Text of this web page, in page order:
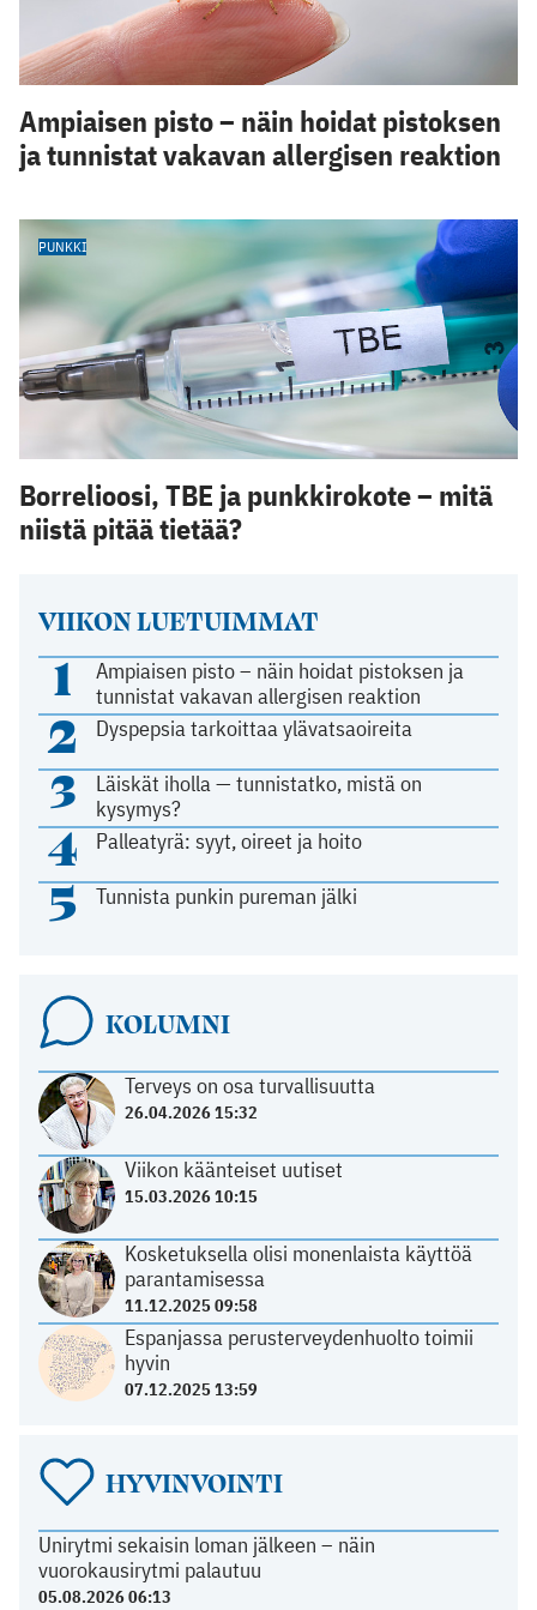
VIIKON LUETUIMMAT
1
Ampiaisen pisto – näin hoidat pistoksen ja
tunnistat vakavan allergisen reaktion
2 Dyspepsia tarkoittaa ylävatsaoireita
3
Läiskät iholla — tunnistatko, mistä on
kysymys?
4 Palleatyrä: syyt, oireet ja hoito
5 Tunnista punkin pureman jälki
KOLUMNI
Terveys on osa turvallisuutta
26.04.2026 15:32
Viikon käänteiset uutiset
15.03.2026 10:15
Kosketuksella olisi monenlaista käyttöä
parantamisessa
11.12.2025 09:58
Espanjassa perusterveydenhuolto toimii
hyvin
07.12.2025 13:59
HYVINVOINTI
Unirytmi sekaisin loman jälkeen – näin
vuorokausirytmi palautuu
05.08.2026 06:13
Ampiaisen pisto – näin hoidat pistoksen
ja tunnistat vakavan allergisen reaktion
PUNKKI
Borrelioosi, TBE ja punkkirokote – mitä
niistä pitää tietää?